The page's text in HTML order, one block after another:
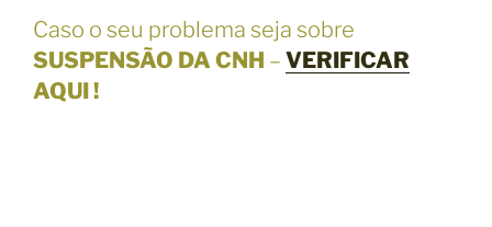
Caso o seu problema seja sobre
SUSPENSÃO DA CNH – VERIFICAR
AQUI !